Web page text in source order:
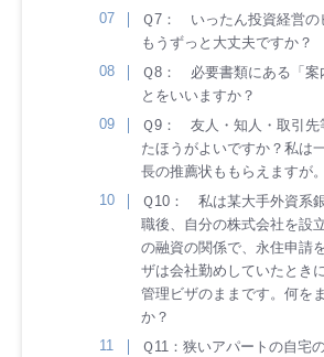
Ｑ7： いったん投資経営の
もうずっと大丈夫ですか？
Ｑ8： 必要書類にある「案
とをいいますか？
Ｑ9： 友人・知人・取引先
たほうがよいですか？私は
長の推薦状ももらえますが。
Ｑ10： 私は某大手外資系
職後、自分の株式会社を設
の融資の関係で、永住申請
ザは会社勤めしていたとき
管理ビザのままです。何を
か？
Ｑ11：狭いアパートの自宅